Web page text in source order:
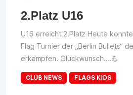
2.Platz U16
U16 erreicht 2.Platz Heute
Flag Turnier der „Berlin Bullets“
erkämpfen. Glückwunsch….💪
CLUB NEWS FLAGS KIDS